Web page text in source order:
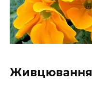
Живцювання